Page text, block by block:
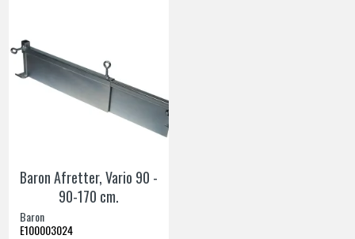
Baron Afretter, Vario 90 -
90-170 cm.
Baron
E100003024